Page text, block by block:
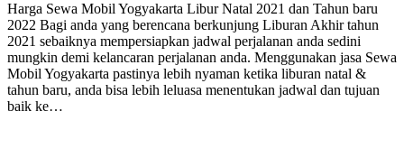
Harga Sewa Mobil Yogyakarta Libur Natal 2021 dan Tahun baru
2022 Bagi anda yang berencana berkunjung Liburan Akhir tahun
2021 sebaiknya mempersiapkan jadwal perjalanan anda sedini
mungkin demi kelancaran perjalanan anda. Menggunakan jasa Sewa
Mobil Yogyakarta pastinya lebih nyaman ketika liburan natal &
tahun baru, anda bisa lebih leluasa menentukan jadwal dan tujuan
baik ke…